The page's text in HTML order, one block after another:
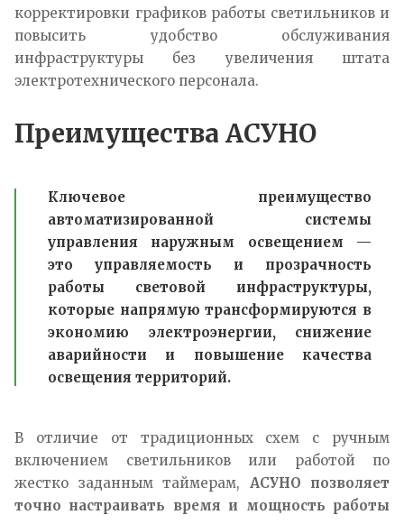
корректировки графиков работы светильников и
повысить удобство обслуживания
инфраструктуры без увеличения штата
электротехнического персонала.
Преимущества АСУНО
Ключевое преимущество
автоматизированной системы
управления наружным освещением —
это управляемость и прозрачность
работы световой инфраструктуры,
которые напрямую трансформируются в
экономию электроэнергии, снижение
аварийности и повышение качества
освещения территорий.
В отличие от традиционных схем с ручным
включением светильников или работой по
жестко заданным таймерам, АСУНО позволяет
точно настраивать время и мощность работы